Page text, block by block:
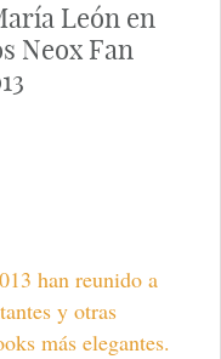
León en
Neox Fan
han reunido a
y otras
más elegantes.